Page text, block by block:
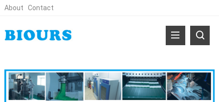
About Contact